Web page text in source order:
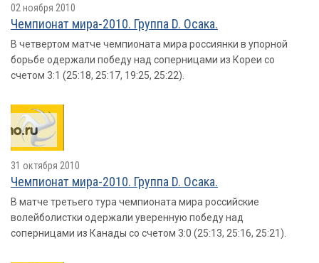
02 ноября 2010
Чемпионат мира-2010. Группа D. Осака.
В четвертом матче чемпионата мира россиянки в упорной
борьбе одержали победу над соперницами из Кореи со
счетом 3:1 (25:18, 25:17, 19:25, 25:22).
31 октября 2010
Чемпионат мира-2010. Группа D. Осака.
В матче третьего тура чемпионата мира российские
волейболистки одержали уверенную победу над
соперницами из Канады со счетом 3:0 (25:13, 25:16, 25:21).